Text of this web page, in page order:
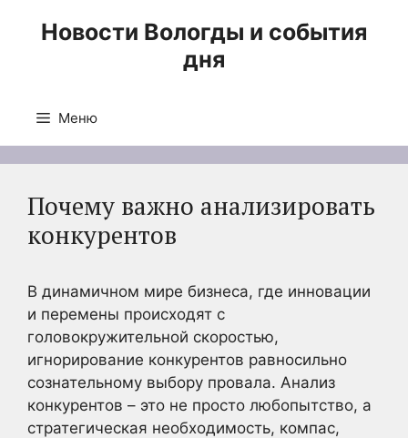
Новости Вологды и события
дня
Меню
Почему важно анализировать
конкурентов
В динамичном мире бизнеса, где инновации
и перемены происходят с
головокружительной скоростью,
игнорирование конкурентов равносильно
сознательному выбору провала. Анализ
конкурентов – это не просто любопытство, а
стратегическая необходимость, компас,